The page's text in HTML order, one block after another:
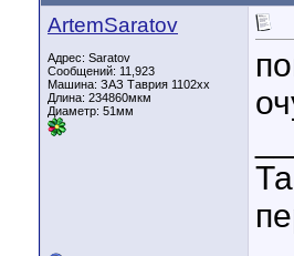
ArtemSaratov
Адрес: Saratov
Сообщений: 11,923
Машина: ЗАЗ Таврия 1102хх
Длина: 234860мкм
Диаметр: 51мм